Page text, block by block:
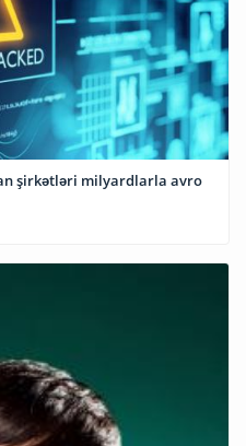
şirkətləri milyardlarla avro